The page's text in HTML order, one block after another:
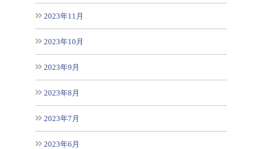
2023年11月
2023年10月
2023年9月
2023年8月
2023年7月
2023年6月